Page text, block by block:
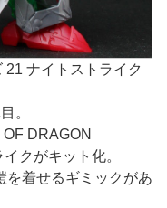
ナイトストライク
。
DRAGON
クがキット化。
着せるギミックがあ